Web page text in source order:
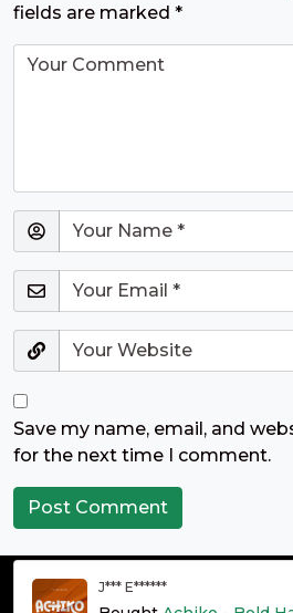
fields are marked *
Save my name, email, and
for the next time I comment.
J*** E******